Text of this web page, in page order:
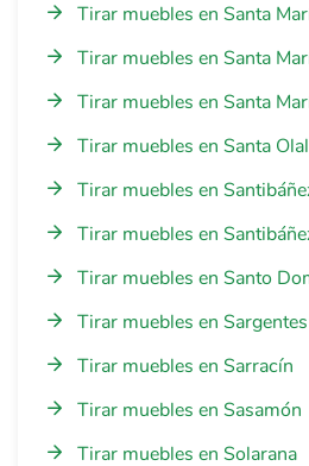
Tirar muebles en Santa
Tirar muebles en Santa
Tirar muebles en Santa
Tirar muebles en Santa
Tirar muebles en
Tirar muebles en
Tirar muebles en Santo
Tirar muebles en
Tirar muebles en Sarracín
Tirar muebles en Sasamón
Tirar muebles en Solarana